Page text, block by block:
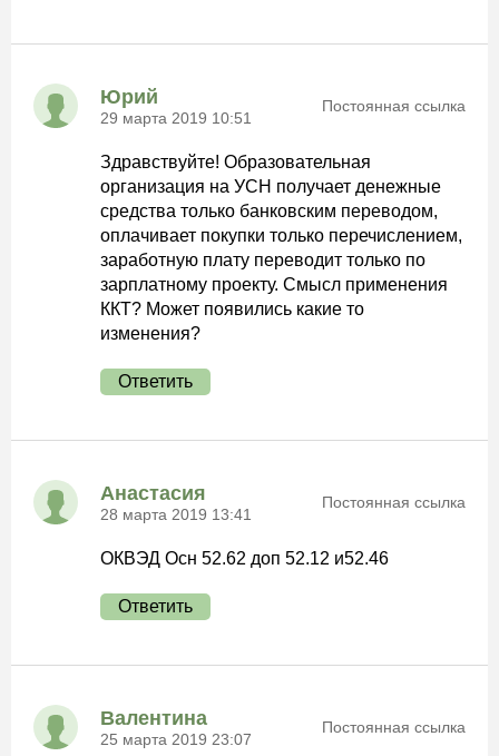
Юрий
29 марта 2019 10:51
Постоянная ссылка
Здравствуйте! Образовательная
организация на УСН получает денежные
средства только банковским переводом,
оплачивает покупки только перечислением,
заработную плату переводит только по
зарплатному проекту. Смысл применения
ККТ? Может появились какие то
изменения?
Ответить
Анастасия
28 марта 2019 13:41
Постоянная ссылка
ОКВЭД Осн 52.62 доп 52.12 и52.46
Ответить
Валентина
25 марта 2019 23:07
Постоянная ссылка